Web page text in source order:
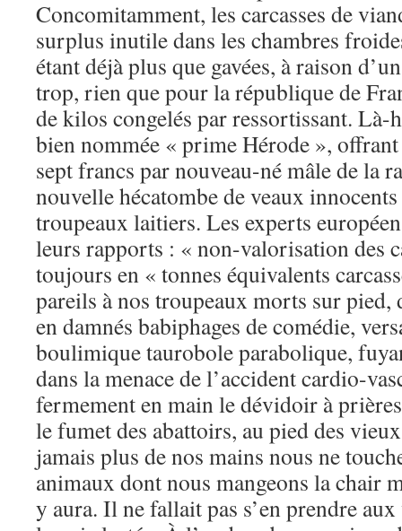
Concomitamment, les carcasses de
surplus inutile dans les chambres
étant déjà plus que gavées, à raison
trop, rien que pour la république de
de kilos congelés par ressortissant.
bien nommée « prime Hérode »,
sept francs par nouveau-né mâle de la
nouvelle hécatombe de veaux
troupeaux laitiers. Les experts
leurs rapports : « non-valorisation des
toujours en « tonnes équivalents
pareils à nos troupeaux morts sur pied,
en damnés babiphages de comédie,
boulimique taurobole parabolique,
dans la menace de l’accident cardio-
fermement en main le dévidoir à
le fumet des abattoirs, au pied des
jamais plus de nos mains nous ne
animaux dont nous mangeons la chair
y aura. Il ne fallait pas s’en prendre